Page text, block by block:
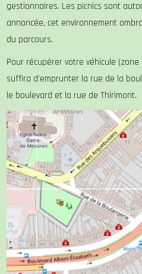
gestionnaires. Les picnics sont
annoncée, cet environnement
du parcours.
Pour récupérer votre véhicule
suffira d’emprunter la rue de la
le boulevard et la rue de Thirimont.